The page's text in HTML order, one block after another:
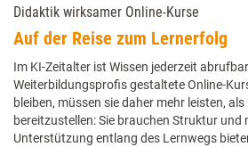
Didaktik wirksamer Online-Kurse
Auf der Reise zum Lernerfolg
Im KI-Zeitalter ist Wissen jederzeit
Weiterbildungsprofis gestaltete Online-
bleiben, müssen sie daher mehr leisten,
bereitzustellen: Sie brauchen Struktur und
Unterstützung entlang des Lernwegs